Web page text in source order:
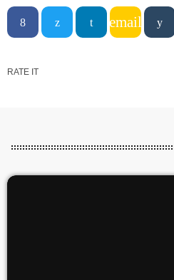
email
RATE IT